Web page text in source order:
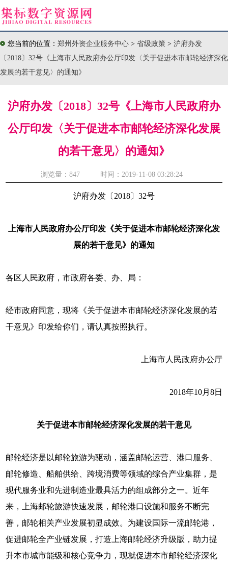
您当前的位置： 郑州外资企业服务中心 > 省级政策 > 沪府办发
〔2018〕32号《上海市人民政府办公厅印发〈关于促进本市邮轮经济深化
发展的若干意见〉的通知》
沪府办发〔2018〕32号《上海市人民政府办
公厅印发〈关于促进本市邮轮经济深化发展
的若干意见〉的通知》
浏览量： 847 时间：2019-11-08 03:28:24
沪府办发〔2018〕32号
上海市人民政府办公厅印发《关于促进本市邮轮经济深化发
展的若干意见》的通知
各区人民政府，市政府各委、办、局：
经市政府同意，现将《关于促进本市邮轮经济深化发展的若
干意见》印发给你们，请认真按照执行。
上海市人民政府办公厅
2018年10月8日
关于促进本市邮轮经济深化发展的若干意见
邮轮经济是以邮轮旅游为驱动，涵盖邮轮运营、港口服务、
邮轮修造、船舶供给、跨境消费等领域的综合产业集群，是
现代服务业和先进制造业最具活力的组成部分之一。近年
来，上海邮轮旅游快速发展，邮轮港口设施和服务不断完
善，邮轮相关产业发展初显成效。为建设国际一流邮轮港，
促进邮轮全产业链发展，打造上海邮轮经济升级版，助力提
升本市城市能级和核心竞争力，现就促进本市邮轮经济深化